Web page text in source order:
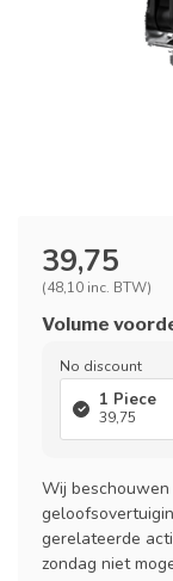
39,75
(48,10 inc. BTW)
Volume
No discount
1 Piece
39,75
Wij
gerelateerde
zondag niet